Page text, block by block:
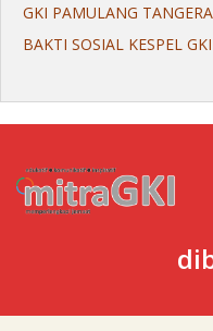
GKI PAMULANG
BAKTI SOSIAL KESPEL